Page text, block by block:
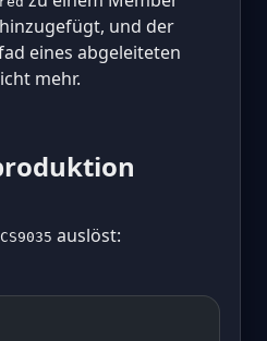
und der
eines abgeleiteten
mehr.
CS9035 auslöst: